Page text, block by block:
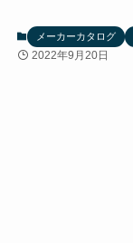
メーカーカタログ
2022年9月20日